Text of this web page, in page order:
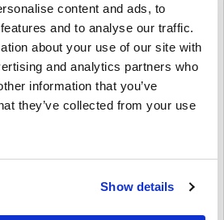
content and ads, to
and to analyse our traffic.
about your use of our site with
and analytics partners who
information that you’ve
they’ve collected from your use
Show details
and only requires an email address and
thus making the process of buying
IT for PC from livecards.net quick and
zatímco položky, které jsou skladem,